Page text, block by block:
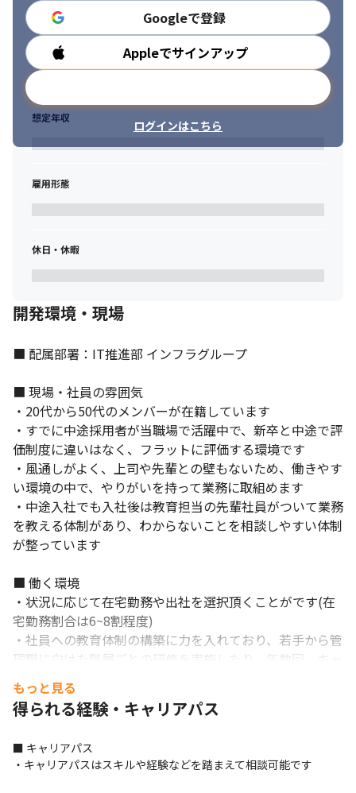
Googleで登録
Appleでサインアップ
ログインはこちら
勤務時間
想定年収
雇用形態
休日・休暇
開発環境・現場
■ 配属部署：IT推進部 インフラグループ
■ 現場・社員の雰囲気
・20代から50代のメンバーが在籍しています
・すでに中途採用者が当職場で活躍中で、新卒と中途で評
価制度に違いはなく、フラットに評価する環境です
・風通しがよく、上司や先輩との壁もないため、働きやす
い環境の中で、やりがいを持って業務に取組めます
・中途入社でも入社後は教育担当の先輩社員がついて業務
を教える体制があり、わからないことを相談しやすい体制
が整っています
■ 働く環境
・状況に応じて在宅勤務や出社を選択頂くことがです(在
宅勤務割合は6~8割程度)
・社員への教育体制の構築に力を入れており、若手から管
理職に向けた階層ごとの研修を実施したり、年数回、キャ
リア面談を実施するなど社員が中長期で成長できる環境が
整っています
・社宅や独身寮、社員食堂、企業内保育園の完備など社員
るよう努めています
もっと見る
得られる経験・キャリアパス
■ キャリアパス
・キャリアパスはスキルや経験などを踏まえて相談可能です